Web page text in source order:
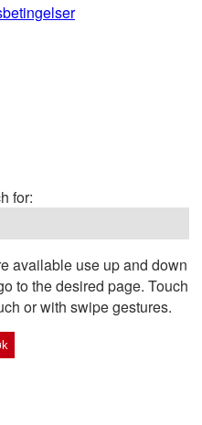
for:
available use up and down
to the desired page. Touch
or with swipe gestures.